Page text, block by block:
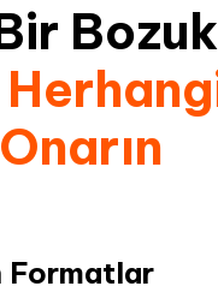
Formatlar